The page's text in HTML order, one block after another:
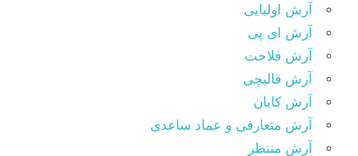
آرش اولیایی
آرش ای پی
آرش فلاحت
آرش قالیچی
آرش کایان
آرش متعارفی و عماد ساعدی
آرش منتظر